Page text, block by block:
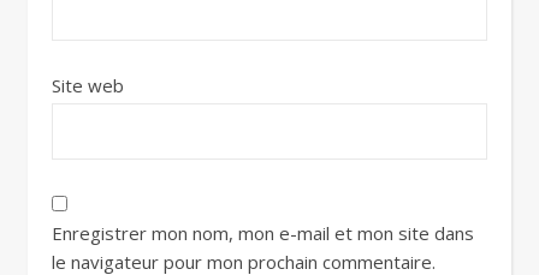
Site web
Enregistrer mon nom, mon e-mail et mon site dans
le navigateur pour mon prochain commentaire.